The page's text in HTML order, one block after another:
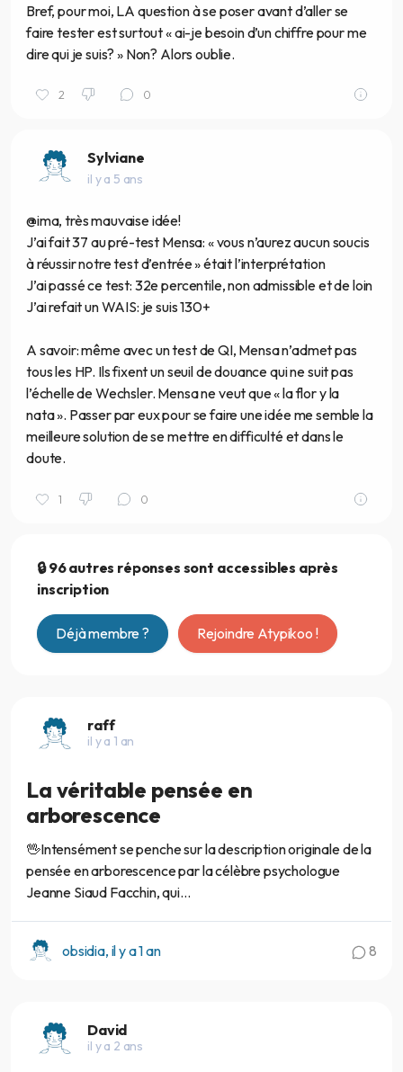
Bref, pour moi, LA question à se poser avant d’aller se
faire tester est surtout « ai-je besoin d’un chiffre pour me
dire qui je suis? » Non? Alors oublie.
2 0
Sylviane
il y a 5 ans
@ima, très mauvaise idée!
J’ai fait 37 au pré-test Mensa: « vous n’aurez aucun soucis
à réussir notre test d’entrée » était l’interprétation
J’ai passé ce test: 32e percentile, non admissible et de loin
J’ai refait un WAIS: je suis 130+
A savoir: même avec un test de QI, Mensa n’admet pas
tous les HP. Ils fixent un seuil de douance qui ne suit pas
l’échelle de Wechsler. Mensa ne veut que « la flor y la
nata ». Passer par eux pour se faire une idée me semble la
meilleure solution de se mettre en difficulté et dans le
doute.
1 0
🔒 96 autres réponses sont accessibles après
inscription
Déjà membre ? Rejoindre Atypikoo !
raff
il y a 1 an
La véritable pensée en
arborescence
🖖Intensément se penche sur la description originale de la
pensée en arborescence par la célèbre psychologue
Jeanne Siaud Facchin, qui...
obsidia, il y a 1 an 8
David
il y a 2 ans